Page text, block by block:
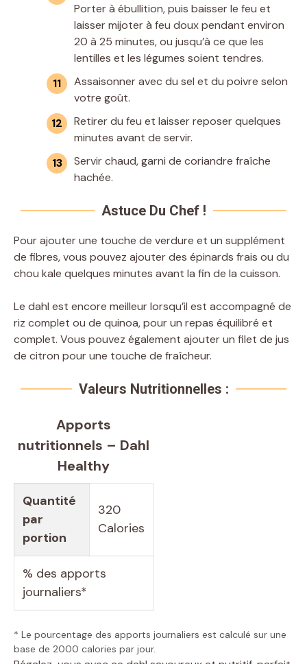
Porter à ébullition, puis baisser le feu et
laisser mijoter à feu doux pendant environ
20 à 25 minutes, ou jusqu’à ce que les
lentilles et les légumes soient tendres.
Assaisonner avec du sel et du poivre selon
votre goût.
Retirer du feu et laisser reposer quelques
minutes avant de servir.
Servir chaud, garni de coriandre fraîche
hachée.
Astuce Du Chef !
Pour ajouter une touche de verdure et un supplément
de fibres, vous pouvez ajouter des épinards frais ou du
chou kale quelques minutes avant la fin de la cuisson.
Le dahl est encore meilleur lorsqu’il est accompagné de
riz complet ou de quinoa, pour un repas équilibré et
complet. Vous pouvez également ajouter un filet de jus
de citron pour une touche de fraîcheur.
Valeurs Nutritionnelles :
Apports
nutritionnels – Dahl
Healthy
Quantité
par
portion
320
Calories
% des apports
journaliers*
* Le pourcentage des apports journaliers est calculé sur une
base de 2000 calories par jour.